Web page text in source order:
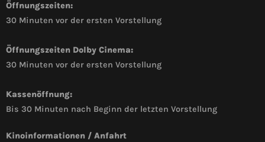
Öffnungszeiten:
30 Minuten vor der ersten Vorstellung
Öffnungszeiten Dolby Cinema:
30 Minuten vor der ersten Vorstellung
Kassenöffnung:
Bis 30 Minuten nach Beginn der letzten Vorstellung
Kinoinformationen / Anfahrt